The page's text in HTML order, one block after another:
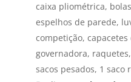
caixa pliométrica,
espelhos de parede,
competição,
governadora,
sacos pesados, 1 saco